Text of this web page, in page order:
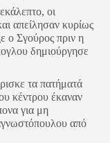
οι
απείλησαν κυρίως
ο Σγούρος πριν η
δημιούργησε
τα πατήματά
κέντρου έκαναν
για μη
από